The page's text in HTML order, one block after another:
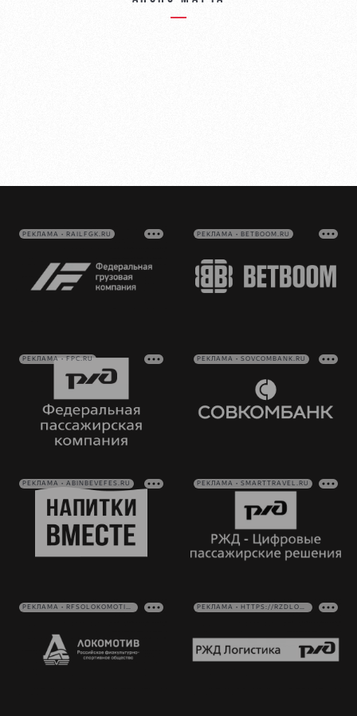
РЕКЛАМА • RAILFGK.RU РЕКЛАМА • BETBOOM.RU
РЕКЛАМА • FPC.RU РЕКЛАМА • SOVCOMBANK.RU
РЕКЛАМА • ABINBEVEFES.RU РЕКЛАМА • SMARTTRAVEL.RU
РЕКЛАМА • RFSOLOKOMOTIV.RU РЕКЛАМА • HTTPS://RZDLOG.RU/